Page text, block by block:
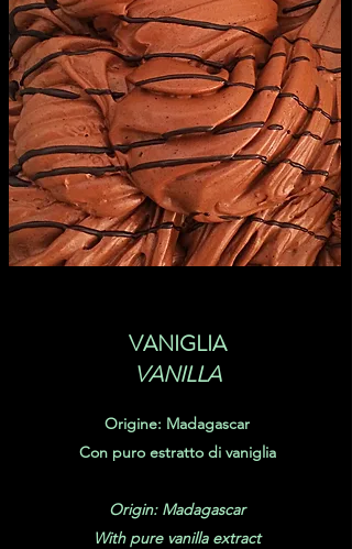
Origine: Madagascar
Con puro estratto di vaniglia
Origin: Madagascar
With pure vanilla extract
VANIGLIA
VANILLA